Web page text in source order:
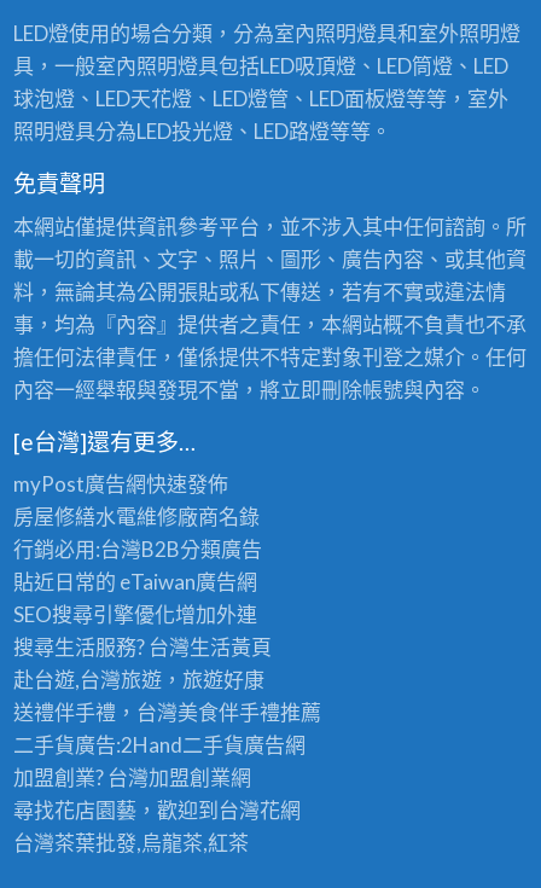
LED燈使用的場合分類，分為室內照明燈具和室外照明燈
具，一般室內照明燈具包括LED吸頂燈、LED筒燈、LED
球泡燈、LED天花燈、LED燈管、LED面板燈等等，室外
照明燈具分為LED投光燈、LED路燈等等。
免責聲明
本網站僅提供資訊參考平台，並不涉入其中任何諮詢。所
載一切的資訊、文字、照片、圖形、廣告內容、或其他資
料，無論其為公開張貼或私下傳送，若有不實或違法情
事，均為『內容』提供者之責任，本網站概不負責也不承
擔任何法律責任，僅係提供不特定對象刊登之媒介。任何
內容一經舉報與發現不當，將立即刪除帳號與內容。
[e台灣]還有更多…
myPost廣告網快速發佈
房屋修繕水電維修廠商名錄
行銷必用:台灣B2B分類廣告
貼近日常的 eTaiwan廣告網
SEO搜尋引擎優化增加外連
搜尋生活服務? 台灣生活黃頁
赴台遊,台灣旅遊，旅遊好康
送禮伴手禮，台灣美食伴手禮推薦
二手貨廣告:2Hand二手貨廣告網
加盟創業? 台灣加盟創業網
尋找花店園藝，歡迎到 台灣花網
台灣茶葉批發,烏龍茶,紅茶